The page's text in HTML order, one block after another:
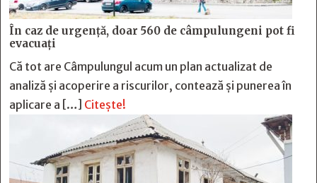
În caz de urgență, doar 560 de câmpulungeni pot fi
evacuați
Că tot are Câmpulungul acum un plan actualizat de
analiză și acoperire a riscurilor, contează și punerea în
aplicare a […] Citește!